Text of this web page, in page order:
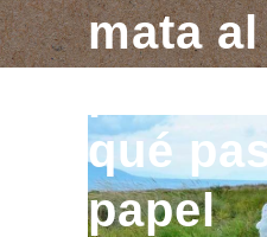
mata al
qué
papel